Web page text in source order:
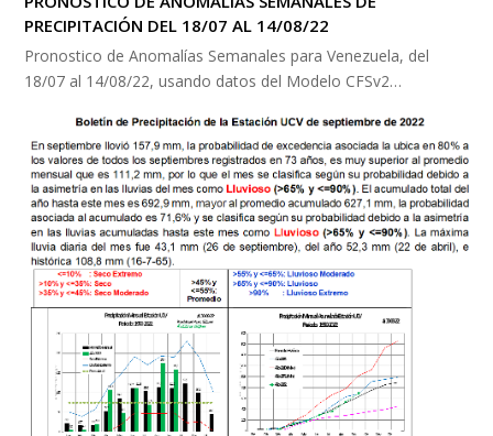
PRECIPITACIÓN DEL 18/07 AL 14/08/22
Pronostico de Anomalías Semanales para Venezuela, del
18/07 al 14/08/22, usando datos del Modelo CFSv2…